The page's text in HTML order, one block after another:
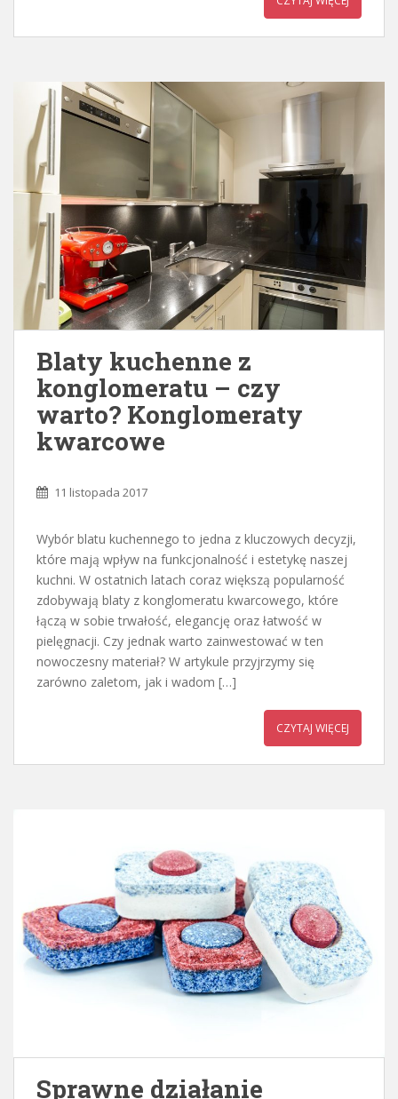
Blaty kuchenne z
konglomeratu – czy
warto? Konglomeraty
kwarcowe
11 listopada 2017
Wybór blatu kuchennego to jedna z kluczowych decyzji,
które mają wpływ na funkcjonalność i estetykę naszej
kuchni. W ostatnich latach coraz większą popularność
zdobywają blaty z konglomeratu kwarcowego, które
łączą w sobie trwałość, elegancję oraz łatwość w
pielęgnacji. Czy jednak warto zainwestować w ten
nowoczesny materiał? W artykule przyjrzymy się
zarówno zaletom, jak i wadom […]
CZYTAJ WIĘCEJ
Sprawne działanie